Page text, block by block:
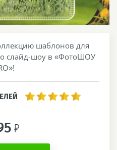
шаблонов для
слайд-шоу в «ФотоШОУ